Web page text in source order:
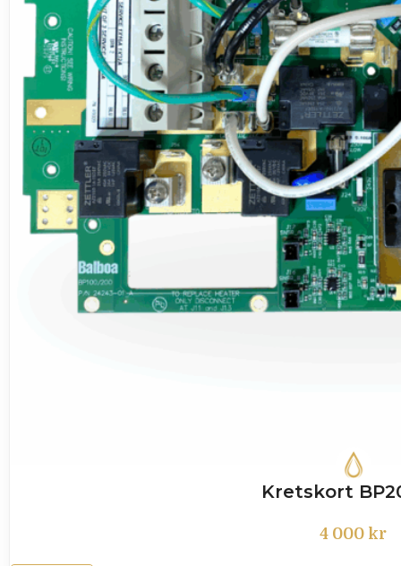
Kretskort
4 000 kr